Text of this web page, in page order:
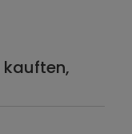
kauften,